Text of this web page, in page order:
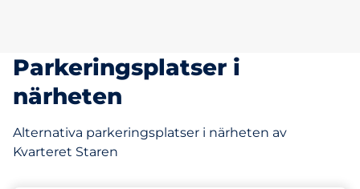
Parkeringsplatser i
närheten
Alternativa parkeringsplatser i närheten av
Kvarteret Staren